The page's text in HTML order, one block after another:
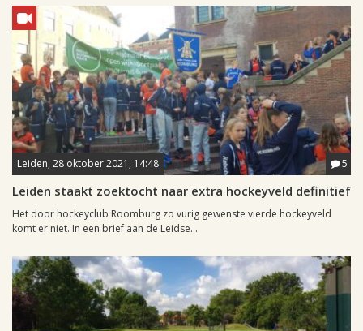
Leiden, 28 oktober 2021, 14:48 5
Leiden staakt zoektocht naar extra hockeyveld definitief
Het door hockeyclub Roomburg zo vurig gewenste vierde hockeyveld
komt er niet. In een brief aan de Leidse...